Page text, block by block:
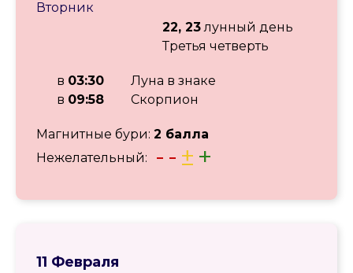
Вторник
22, 23 лунный день
Третья четверть
в 03:30
в 09:58
Луна в знаке
Скорпион
Магнитные бури: 2 балла
Нежелательный:
- - ± +
11 Февраля